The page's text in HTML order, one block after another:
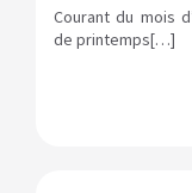
Courant du mois
de printemps[…]